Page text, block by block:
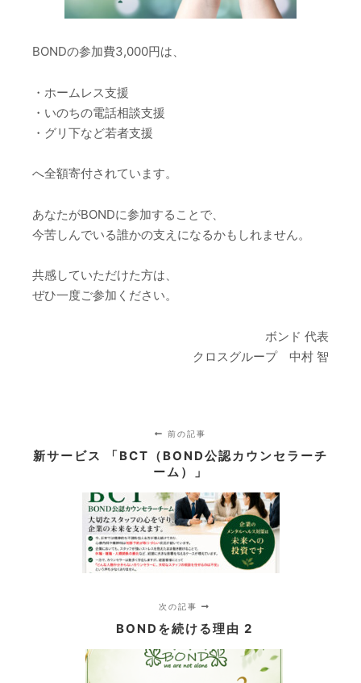
BONDの参加費3,000円は、
・ホームレス支援
・いのちの電話相談支援
・グリ下など若者支援
へ全額寄付されています。
あなたがBONDに参加することで、
今苦しんでいる誰かの支えになるかもしれません。
共感していただけた方は、
ぜひ一度ご参加ください。
ボンド 代表
クロスグループ 中村 智
前の記事
新サービス 「BCT（BOND公認カウンセラーチ
ーム）」
次の記事
BONDを続ける理由 2